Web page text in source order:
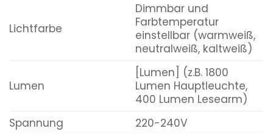
Lichtfarbe
Dimmbar und
Farbtemperatur
einstellbar (warmweiß,
neutralweiß, kaltweiß)
Lumen
[Lumen] (z.B. 1800
Lumen Hauptleuchte,
400 Lumen Lesearm)
Spannung
220-240V